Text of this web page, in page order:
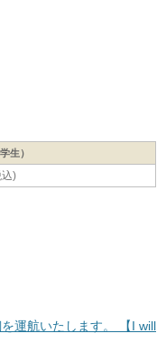
生）
)
運航いたします。 【I will